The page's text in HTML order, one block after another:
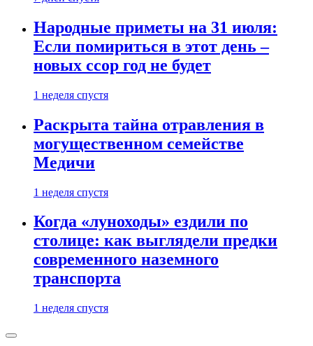
Народные приметы на 31 июля:
Если помириться в этот день –
новых ссор год не будет
1 неделя спустя
Раскрыта тайна отравления в
могущественном семействе
Медичи
1 неделя спустя
Когда «луноходы» ездили по
столице: как выглядели предки
современного наземного
транспорта
1 неделя спустя